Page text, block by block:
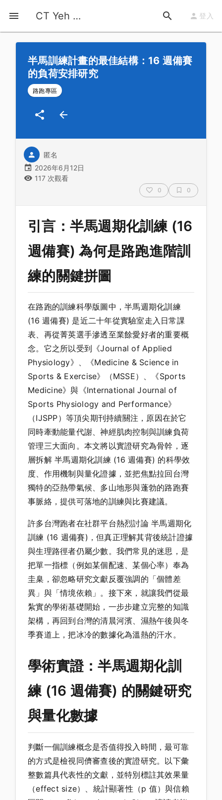
CT Yeh 公路車基地 登入
首頁 運動知識
半馬訓練計畫的最佳結構：16 週備賽
的負荷安排研究
路跑專區
匿名
2026年6月12日
117 次觀看
0 0
引言：半馬週期化訓練 (16
週備賽) 為何是路跑進階訓
練的關鍵拼圖
在路跑的訓練科學版圖中，半馬週期化訓練
(16 週備賽) 是近二十年從實驗室走入日常課
表、再從菁英選手滲透至業餘愛好者的重要概
念。它之所以受到《Journal of Applied
Physiology》、《Medicine & Science in
Sports & Exercise》（MSSE）、《Sports
Medicine》與《International Journal of
Sports Physiology and Performance》
（IJSPP）等頂尖期刊持續關注，原因在於它
同時牽動能量代謝、神經肌肉控制與訓練負荷
管理三大面向。本文將以實證研究為骨幹，逐
層拆解 半馬週期化訓練 (16 週備賽) 的科學效
度、作用機制與量化證據，並把焦點拉回台灣
獨特的亞熱帶氣候、多山地形與蓬勃的路跑賽
事脈絡，提供可落地的訓練與比賽建議。
許多台灣跑者在社群平台熱烈討論 半馬週期化
訓練 (16 週備賽)，但真正理解其背後統計證據
與生理路徑者仍屬少數。我們常見的迷思，是
把單一指標（例如某個配速、某個心率）奉為
圭臬，卻忽略研究文獻反覆強調的「個體差
異」與「情境依賴」。接下來，就讓我們從最
紮實的學術基礎開始，一步步建立完整的知識
架構，再回到台灣的清晨河濱、濕熱午後與冬
季賽道上，把冰冷的數據化為溫熱的汗水。
學術實證：半馬週期化訓
練 (16 週備賽) 的關鍵研究
與量化數據
判斷一個訓練概念是否值得投入時間，最可靠
的方式是檢視同儕審查後的實證研究。以下彙
整數篇具代表性的文獻，並特別標註其效果量
（effect size）、統計顯著性（p 值）與信賴